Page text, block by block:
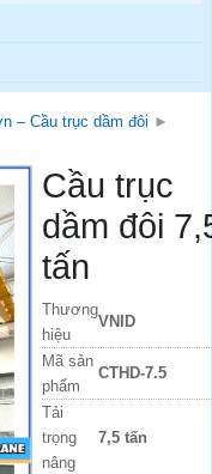
– Cầu trục dầm đôi ►
Cầu trục
dầm đôi
tấn
Thương
hiệu
VNID
Mã sản
phẩm
CTHD-7.5
Tải
trọng
nâng
7,5 tấn